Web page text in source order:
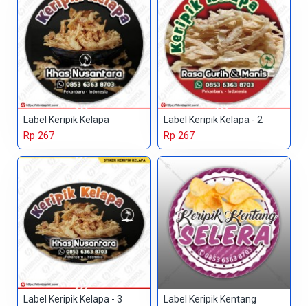
Label Keripik Kelapa
Rp 267
Label Keripik Kelapa - 2
Rp 267
Label Keripik Kelapa - 3 Label Keripik Kentang